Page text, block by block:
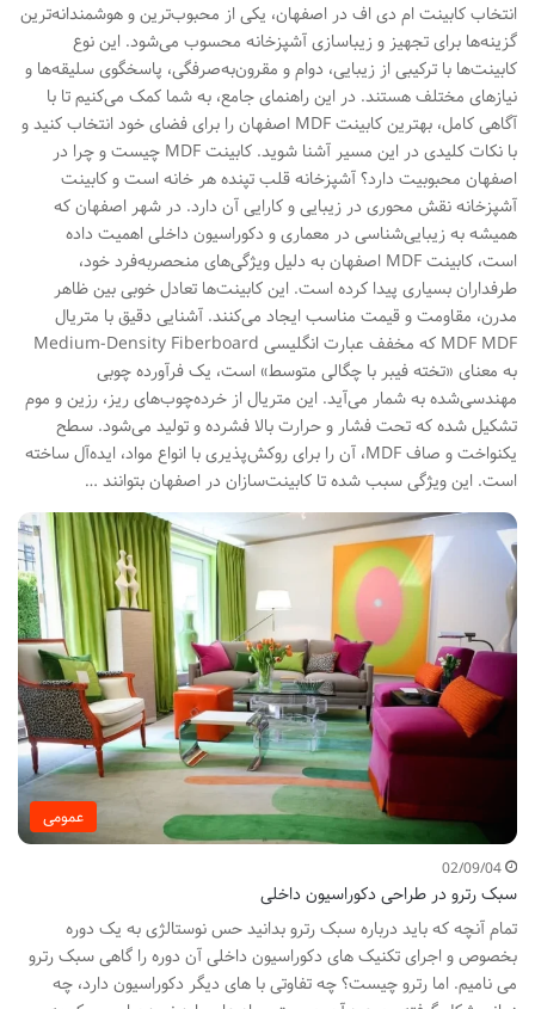
انتخاب کابینت ام دی اف در اصفهان، یکی از محبوب‌ترین و هوشمندانه‌ترین
گزینه‌ها برای تجهیز و زیباسازی آشپزخانه محسوب می‌شود. این نوع
کابینت‌ها با ترکیبی از زیبایی، دوام و مقرون‌به‌صرفگی، پاسخگوی سلیقه‌ها و
نیازهای مختلف هستند. در این راهنمای جامع، به شما کمک می‌کنیم تا با
آگاهی کامل، بهترین کابینت MDF اصفهان را برای فضای خود انتخاب کنید و
با نکات کلیدی در این مسیر آشنا شوید. کابینت MDF چیست و چرا در
اصفهان محبوبیت دارد؟ آشپزخانه قلب تپنده هر خانه است و کابینت‌
آشپزخانه نقش محوری در زیبایی و کارایی آن دارد. در شهر اصفهان که
همیشه به زیبایی‌شناسی در معماری و دکوراسیون داخلی اهمیت داده
است، کابینت MDF اصفهان به دلیل ویژگی‌های منحصربه‌فرد خود،
طرفداران بسیاری پیدا کرده است. این کابینت‌ها تعادل خوبی بین ظاهر
مدرن، مقاومت و قیمت مناسب ایجاد می‌کنند. آشنایی دقیق با متریال
MDF MDF که مخفف عبارت انگلیسی Medium-Density Fiberboard
به معنای «تخته فیبر با چگالی متوسط» است، یک فرآورده چوبی
مهندسی‌شده به شمار می‌آید. این متریال از خرده‌چوب‌های ریز، رزین و موم
تشکیل شده که تحت فشار و حرارت بالا فشرده و تولید می‌شود. سطح
یکنواخت و صاف MDF، آن را برای روکش‌پذیری با انواع مواد، ایده‌آل ساخته
است. این ویژگی سبب شده تا کابینت‌سازان در اصفهان بتوانند …
عمومی
02/09/04
سبک رترو در طراحی دکوراسیون داخلی
تمام آنچه که باید درباره سبک رترو بدانید حس نوستالژی به یک دوره
بخصوص و اجرای تکنیک های دکوراسیون داخلی آن دوره را گاهی سبک رترو
می نامیم. اما رترو چیست؟ چه تفاوتی با های دیگر دکوراسیون دارد، چه